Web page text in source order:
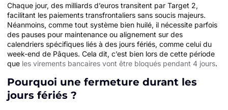
Chaque jour, des milliards d’euros transitent par Target 2,
facilitant les paiements transfrontaliers sans soucis majeurs.
Néanmoins, comme tout système bien huilé, il nécessite parfois
des pauses pour maintenance ou alignement sur des
calendriers spécifiques liés à des jours fériés, comme celui du
week-end de Pâques. Cela dit, c’est bien lors de cette période
que les virements bancaires vont être bloqués pendant 4 jours.
Pourquoi une fermeture durant les
jours fériés ?